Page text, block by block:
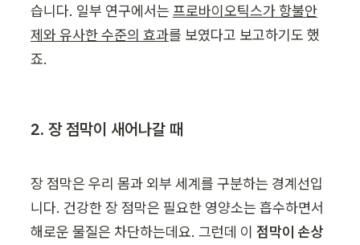
습니다. 일부 연구에서는 프로바이오틱스가 항불안
제와 유사한 수준의 효과를 보였다고 보고하기도 했
죠.
2. 장 점막이 새어나갈 때
장 점막은 우리 몸과 외부 세계를 구분하는 경계선입
니다. 건강한 장 점막은 필요한 영양소는 흡수하면서
해로운 물질은 차단하는데요. 그런데 이 점막이 손상